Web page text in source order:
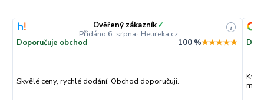
Ověřený zákazník✓
Přidáno 6. srpna · Heureka.cz
i
Doporučuje obchod 100 %★★★★★
Skvělé ceny, rychlé dodání. Obchod doporučuji.